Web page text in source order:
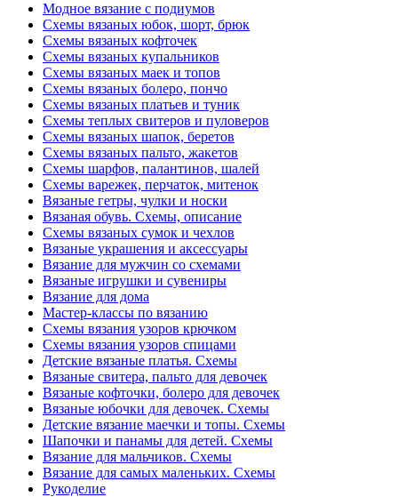
Модное вязание с подиумов
Схемы вязаных юбок, шорт, брюк
Схемы вязаных кофточек
Схемы вязаных купальников
Схемы вязаных маек и топов
Схемы вязаных болеро, пончо
Схемы вязаных платьев и туник
Схемы теплых свитеров и пуловеров
Схемы вязаных шапок, беретов
Схемы вязаных пальто, жакетов
Схемы шарфов, палантинов, шалей
Схемы варежек, перчаток, митенок
Вязаные гетры, чулки и носки
Вязаная обувь. Схемы, описание
Схемы вязаных сумок и чехлов
Вязаные украшения и аксессуары
Вязание для мужчин со схемами
Вязаные игрушки и сувениры
Вязание для дома
Мастер-классы по вязанию
Схемы вязания узоров крючком
Схемы вязания узоров спицами
Детские вязаные платья. Схемы
Вязаные свитера, пальто для девочек
Вязаные кофточки, болеро для девочек
Вязаные юбочки для девочек. Схемы
Детские вязание маечки и топы. Схемы
Шапочки и панамы для детей. Схемы
Вязание для мальчиков. Схемы
Вязание для самых маленьких. Схемы
Рукоделие